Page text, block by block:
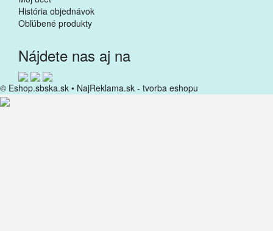
História objednávok
Obľúbené produkty
Nájdete nas aj na
© Eshop.sbska.sk • NajReklama.sk - tvorba eshopu